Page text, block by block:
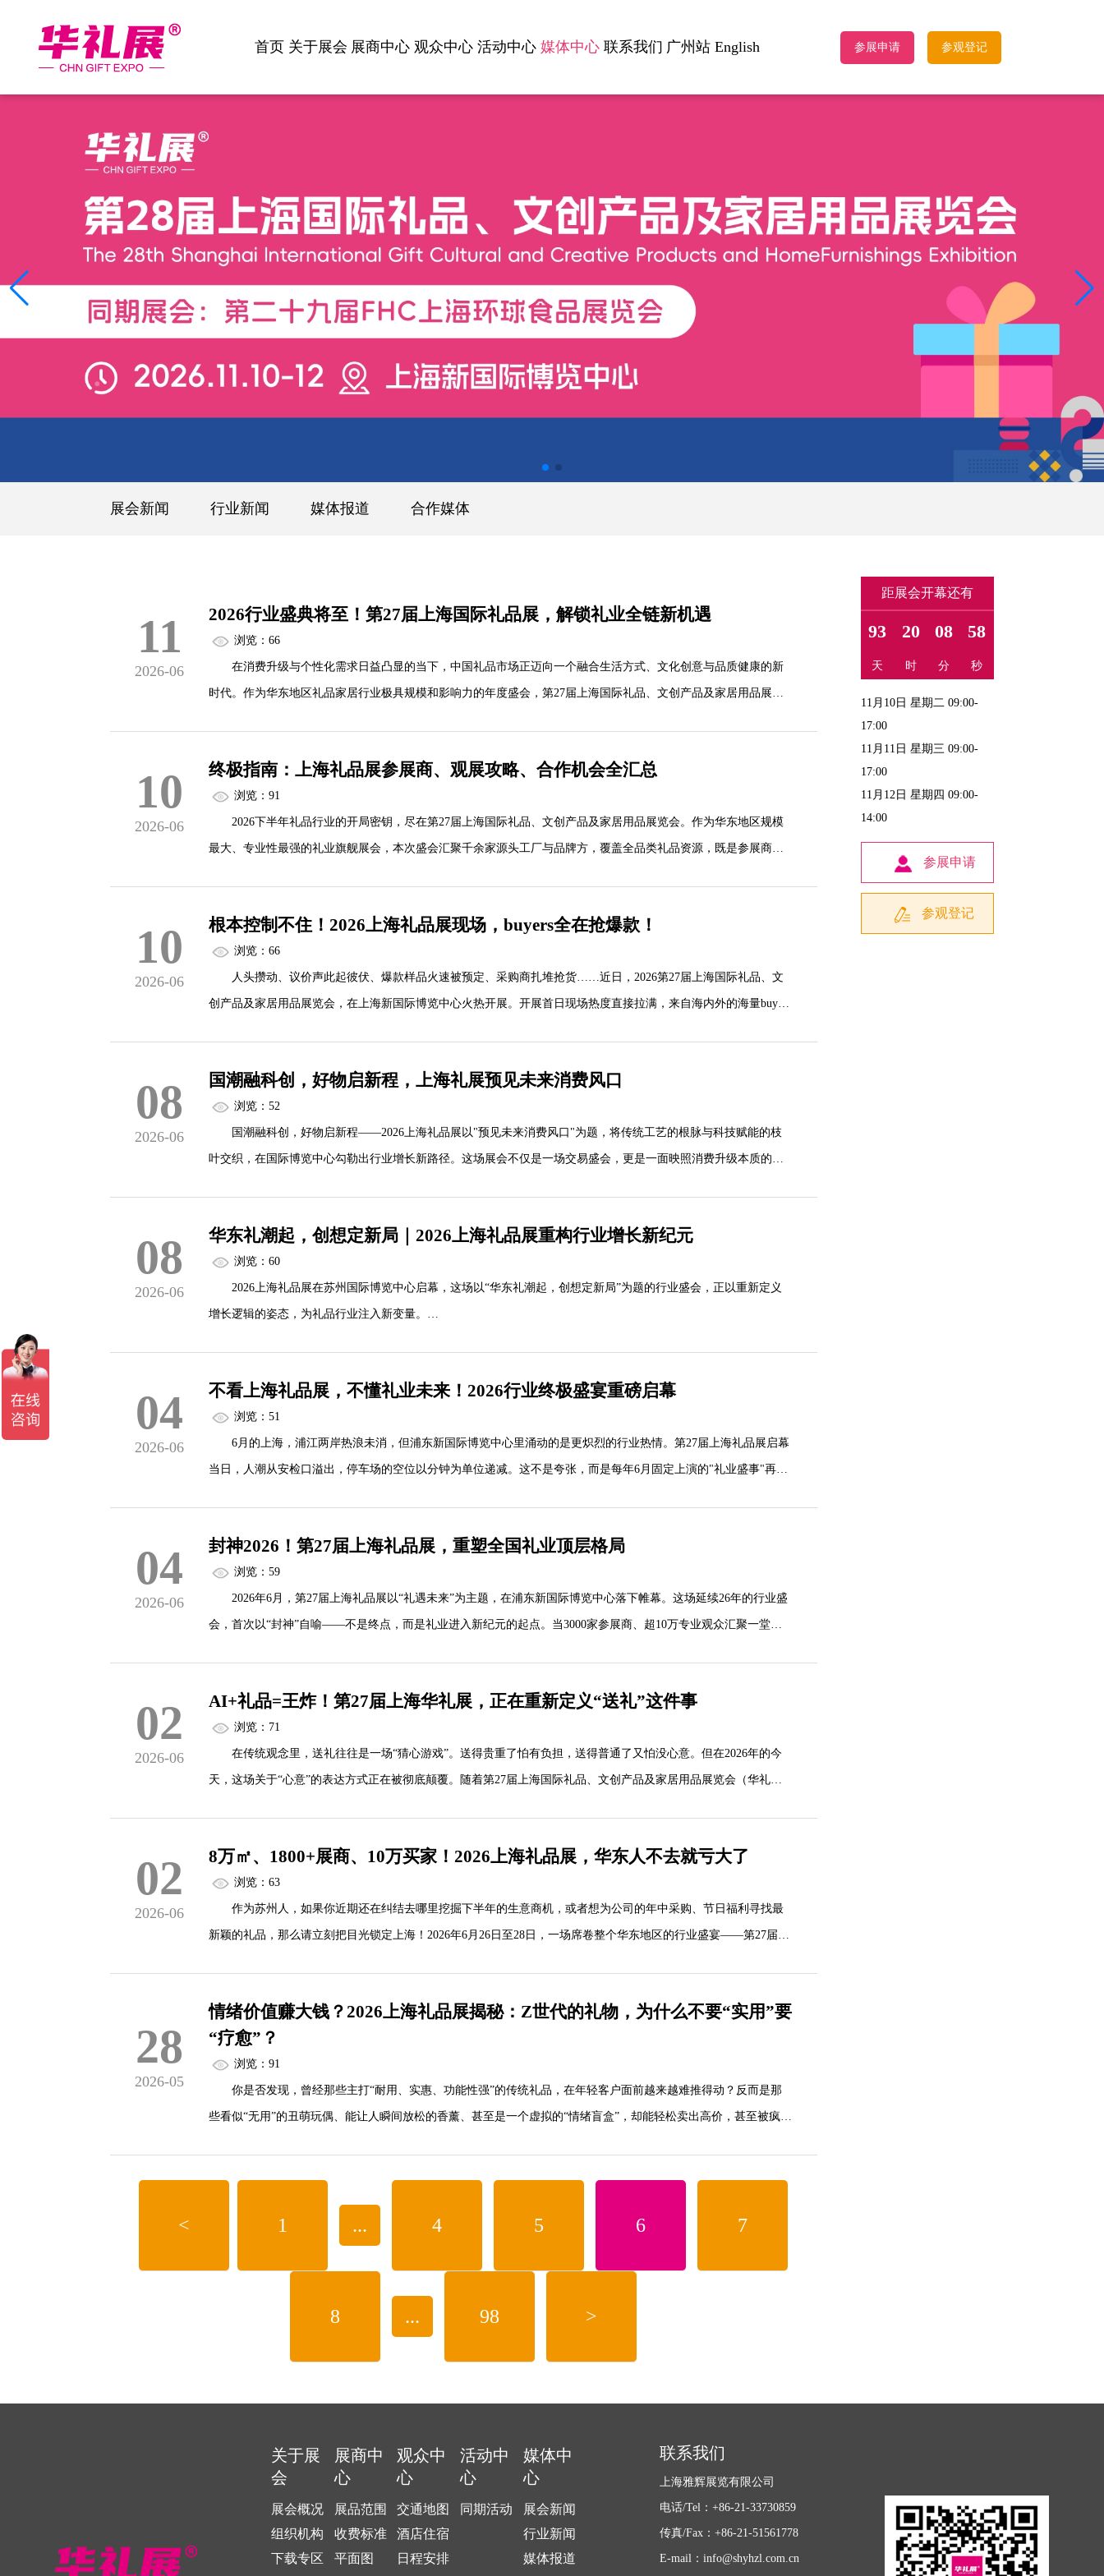
首页 关于展会 展商中心 观众中心 活动中心 媒体中心 联系我们 广州站 English 参展申请 参观登记
展会新闻 行业新闻 媒体报道 合作媒体
11
2026-06
2026行业盛典将至！第27届上海国际礼品展，解锁礼业全链新机遇
浏览：66
在消费升级与个性化需求日益凸显的当下，中国礼品市场正迈向一个融合生活方式、文化创意与品质健康的新
时代。作为华东地区礼品家居行业极具规模和影响力的年度盛会，第27届上海国际礼品、文创产品及家居用品展览
本届展会以“创新、品质、个性”为核心理念，携手中国文化用品商品交易会（CSF文化会）强强联合，以双展联
动的模式，为行业呈现一场规模空前的全景式采购盛宴。
双...
10
2026-06
终极指南：上海礼品展参展商、观展攻略、合作机会全汇总
浏览：91
2026下半年礼品行业的开局密钥，尽在第27届上海国际礼品、文创产品及家居用品展览会。作为华东地区规模
最大、专业性最强的礼业旗舰展会，本次盛会汇聚千余家源头工厂与品牌方，覆盖全品类礼品资源，既是参展商曝
本次展会落地上海新国际博览中心，举办时间为6月26日—6月28日，每日开放时间9:00-17:00，最后一日提前至
16:00闭馆。针对所有观展人员，官方推出免费预登记福利，提前在展会官网完成实名认证即可免...
10
2026-06
根本控制不住！2026上海礼品展现场，buyers全在抢爆款！
浏览：66
人头攒动、议价声此起彼伏、爆款样品火速被预定、采购商扎堆抢货……近日，2026第27届上海国际礼品、文
创产品及家居用品展览会，在上海新国际博览中心火热开展。开展首日现场热度直接拉满，来自海内外的海量buyers
作为华东地区极具影响力的礼品行业风向标，本届上海礼品展展览面积达8万平方米，集结1800+优质参展商
家，囊括十万款新潮好物，覆盖文创IP、商务定制、网红家居、AI潮玩、...
08
2026-06
国潮融科创，好物启新程，上海礼展预见未来消费风口
浏览：52
国潮融科创，好物启新程——2026上海礼品展以"预见未来消费风口"为题，将传统工艺的根脉与科技赋能的枝
叶交织，在国际博览中心勾勒出行业增长新路径。这场展会不仅是一场交易盛会，更是一面映照消费升级本质的棱
华东地区作为礼品消费的核心腹地，2026年正经历结构性蜕变。基础型礼品需求承压，而个性化、情感化、场
景化需求以年均15%速度扩张。展会超300家展商中，"数据驱动选品""柔性生产示范线"成为高频关键词。某...
08
2026-06
华东礼潮起，创想定新局｜2026上海礼品展重构行业增长新纪元
浏览：60
2026上海礼品展在苏州国际博览中心启幕，这场以“华东礼潮起，创想定新局”为题的行业盛会，正以重新定义
增长逻辑的姿态，为礼品行业注入新变量。
压，传统大宗订单量同比收缩；另一方面，个性化、场景化、情感化需求正以年均15%的速度扩张。
这种结构性变化倒逼产业链向上游设计、中游制造、下游渠道全链路协同升级。展会现场，超300家展商通过
“数据...
04
2026-06
不看上海礼品展，不懂礼业未来！2026行业终极盛宴重磅启幕
浏览：51
6月的上海，浦江两岸热浪未消，但浦东新国际博览中心里涌动的是更炽烈的行业热情。第27届上海礼品展启幕
当日，人潮从安检口溢出，停车场的空位以分钟为单位递减。这不是夸张，而是每年6月固定上演的"礼业盛事"再度
一场展会折射的产业升级密码
本届展会最直观的变化藏在展区布局里。传统工艺品展区面积缩减近30%，取而代之的是三个...
04
2026-06
封神2026！第27届上海礼品展，重塑全国礼业顶层格局
浏览：59
2026年6月，第27届上海礼品展以“礼遇未来”为主题，在浦东新国际博览中心落下帷幕。这场延续26年的行业盛
会，首次以“封神”自喻——不是终点，而是礼业进入新纪元的起点。当3000家参展商、超10万专业观众汇聚一堂，
规模升级，但真正破局的是“行业深度”
本届展会规模创历史新高，但更值得关注的是产品结构的质变。传统工艺品展区被...
02
2026-06
AI+礼品=王炸！第27届上海华礼展，正在重新定义“送礼”这件事
浏览：71
在传统观念里，送礼往往是一场“猜心游戏”。送得贵重了怕有负担，送得普通了又怕没心意。但在2026年的今
天，这场关于“心意”的表达方式正在被彻底颠覆。随着第27届上海国际礼品、文创产品及家居用品展览会（华礼
今年的华礼展，不再仅仅是一个简单的贸易平台，它更像是一个关于未来生活方式的“概念实验室”。当人工智
能深度介入礼品行业，送礼这件事，正在从“送物品”进化为“送情感、送体验、送智慧”。
02
2026-06
8万㎡、1800+展商、10万买家！2026上海礼品展，华东人不去就亏大了
浏览：63
作为苏州人，如果你近期还在纠结去哪里挖掘下半年的生意商机，或者想为公司的年中采购、节日福利寻找最
新颖的礼品，那么请立刻把目光锁定上海！2026年6月26日至28日，一场席卷整个华东地区的行业盛宴——第27届上
这不仅仅是一场普通的展会，更是一次里程碑式的“强强联合”。今年，华礼展将携手第120届中国文化用品商品
交易会（CSF文化会）双展联动，打造出高达80000平方米的超大展览规模，汇聚...
28
2026-05
情绪价值赚大钱？2026上海礼品展揭秘：Z世代的礼物，为什么不要“实用”要
“疗愈”？
浏览：91
你是否发现，曾经那些主打“耐用、实惠、功能性强”的传统礼品，在年轻客户面前越来越难推得动？反而是那
些看似“无用”的丑萌玩偶、能让人瞬间放松的香薰、甚至是一个虚拟的“情绪盲盒”，却能轻松卖出高价，甚至被疯
付费。在“悦己”和“疗愈”成为刚需的当下，情绪价值，就是2026年最暴利的“新通货”。
为什么Z世代不要“实用”要“疗愈”？
< 1 ... 4 5 6 7
8 ... 98 >
距展会开幕还有
93 20 08 57
天 时 分 秒
11月10日 星期二 09:00-
17:00
11月11日 星期三 09:00-
17:00
11月12日 星期四 09:00-
14:00
参展申请
参观登记
关于展
会
展会概况
组织机构
下载专区
展商中
心
展品范围
收费标准
平面图
观众中
心
交通地图
酒店住宿
日程安排
活动中
心
同期活动
媒体中
心
展会新闻
行业新闻
媒体报道
联系我们
上海雅辉展览有限公司
电话/Tel：+86-21-33730859
传真/Fax：+86-21-51561778
E-mail：info@shyhzl.com.cn